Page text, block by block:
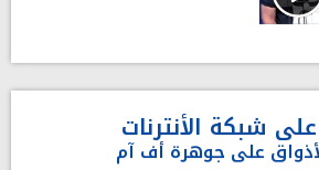
شبكة الأنترنات
على جوهرة أف آم